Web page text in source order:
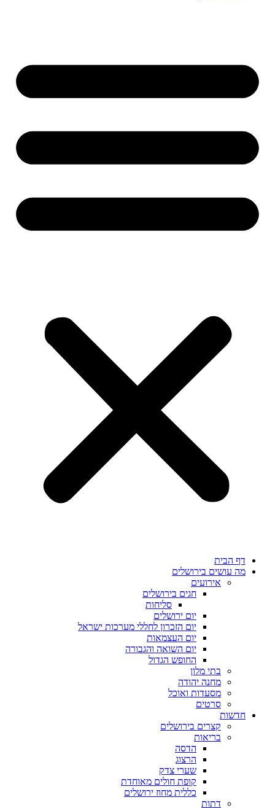
דף הבית
מה עושים בירושלים
אירועים
חגים בירושלים
סליחות
יום ירושלים
יום הזכרון לחללי מערכות ישראל
יום העצמאות
יום השואה והגבורה
החופש הגדול
בתי מלון
מחנה יהודה
מסעדות ואוכל
סרטים
חדשות
קצרים בירושלים
בריאות
הדסה
הרצוג
שערי צדק
קופת חולים מאוחדת
כללית מחוז ירושלים
דתות